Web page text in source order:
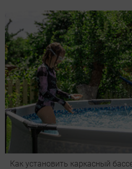
Как установить каркасный